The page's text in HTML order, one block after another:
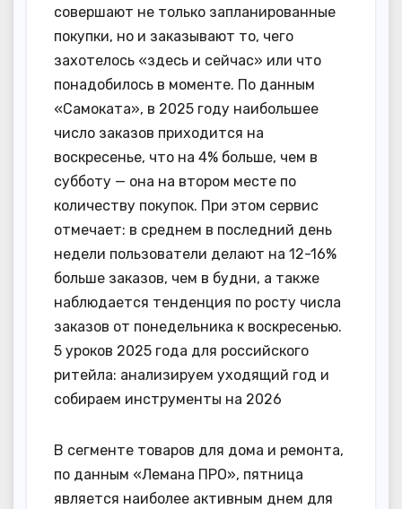
совершают не только запланированные
покупки, но и заказывают то, чего
захотелось «здесь и сейчас» или что
понадобилось в моменте. По данным
«Самоката», в 2025 году наибольшее
число заказов приходится на
воскресенье, что на 4% больше, чем в
субботу — она на втором месте по
количеству покупок. При этом сервис
отмечает: в среднем в последний день
недели пользователи делают на 12-16%
больше заказов, чем в будни, а также
наблюдается тенденция по росту числа
заказов от понедельника к воскресенью.
5 уроков 2025 года для российского
ритейла: анализируем уходящий год и
собираем инструменты на 2026
В сегменте товаров для дома и ремонта,
по данным «Лемана ПРО», пятница
является наиболее активным днем для